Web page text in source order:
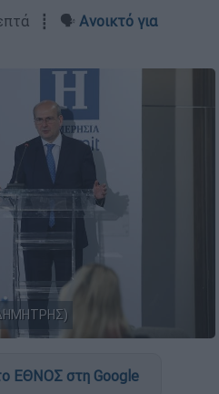
┋ 🗣️ Ανοικτό για
ΕΘΝΟΣ στη Google